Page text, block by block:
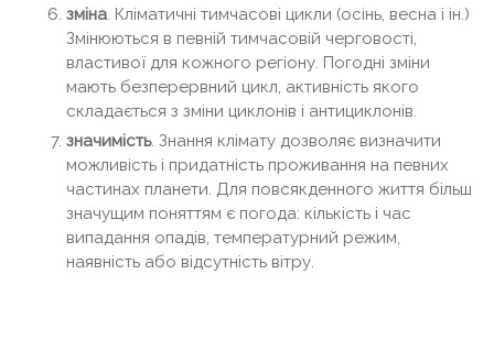
зміна. Кліматичні тимчасові цикли (осінь, весна і ін.)
Змінюються в певній тимчасовій черговості,
властивої для кожного регіону. Погодні зміни
мають безперервний цикл, активність якого
складається з зміни циклонів і антициклонів.
значимість. Знання клімату дозволяє визначити
можливість і придатність проживання на певних
частинах планети. Для повсякденного життя більш
значущим поняттям є погода: кількість і час
випадання опадів, температурний режим,
наявність або відсутність вітру.